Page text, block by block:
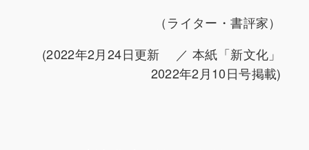
（ライター・書評家）
(2022年2月24日更新 ／ 本紙「新文化」
2022年2月10日号掲載)